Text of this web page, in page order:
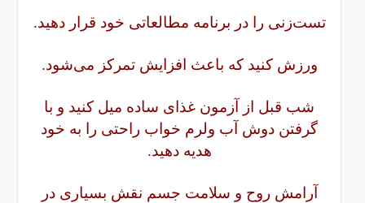
تست‌زنی را در برنامه مطالعاتی خود قرار دهید.
ورزش کنید که باعث افزایش تمرکز می‌شود.
شب قبل از آزمون غذای ساده میل کنید و با
گرفتن دوش آب ولرم خواب راحتی را به خود
هدیه دهید.
آرامش روح و سلامت جسم نقش بسیاری در